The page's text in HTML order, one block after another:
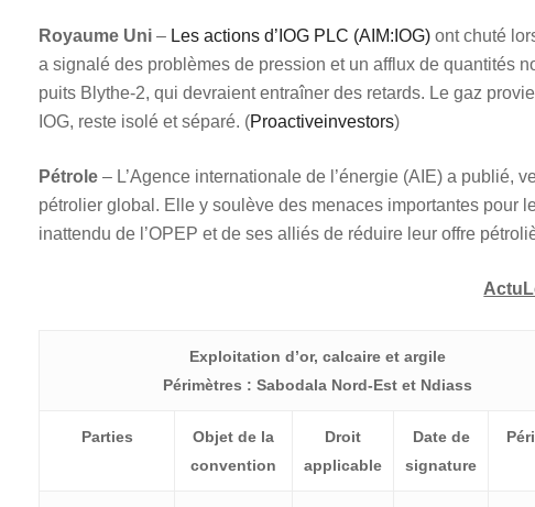
Royaume Uni – Les actions d’IOG PLC (AIM:IOG) ont chuté
a signalé des problèmes de pression et un afflux de quantités
puits Blythe-2, qui devraient entraîner des retards. Le gaz
IOG, reste isolé et séparé. (Proactiveinvestors)
Pétrole – L’Agence internationale de l’énergie (AIE) a publié,
pétrolier global. Elle y soulève des menaces importantes pour
inattendu de l’OPEP et de ses alliés de réduire leur offre
Exploitation d’or, calcaire et argile
Périmètres : Sabodala Nord-Est et Ndiass
Parties
Objet de la
convention
Droit
applicable
Date de
signature